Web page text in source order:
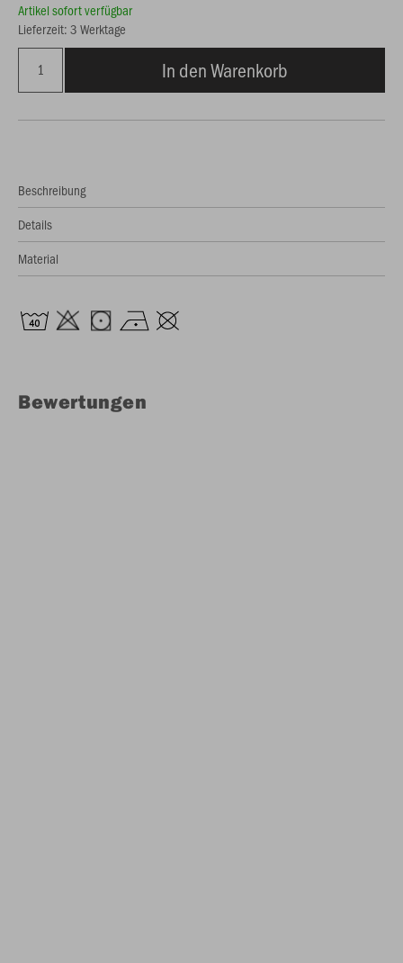
Artikel sofort verfügbar
Lieferzeit: 3 Werktage
In den Warenkorb
Beschreibung
Details
Material
Bewertungen